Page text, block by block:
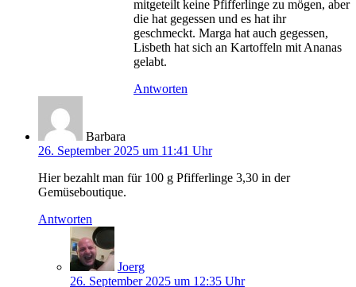
mitgeteilt keine Pfifferlinge zu mögen, aber
die hat gegessen und es hat ihr
geschmeckt. Marga hat auch gegessen,
Lisbeth hat sich an Kartoffeln mit Ananas
gelabt.
Antworten
Barbara
26. September 2025 um 11:41 Uhr
Hier bezahlt man für 100 g Pfifferlinge 3,30 in der
Gemüseboutique.
Antworten
Joerg
26. September 2025 um 12:35 Uhr